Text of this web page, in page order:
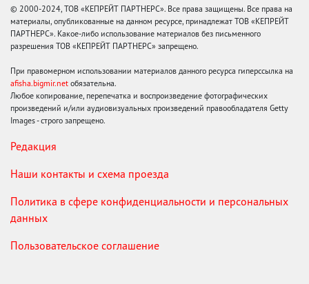
© 2000-2024, ТОВ «КЕПРЕЙТ ПАРТНЕРС». Все права защищены. Все права на
материалы, опубликованные на данном ресурсе, принадлежат ТОВ «КЕПРЕЙТ
ПАРТНЕРС». Какое-либо использование материалов без письменного
разрешения ТОВ «КЕПРЕЙТ ПАРТНЕРС» запрещено.
При правомерном использовании материалов данного ресурса гиперссылка на
afisha.bigmir.net обязательна.
Любое копирование, перепечатка и воспроизведение фотографических
произведений и/или аудиовизуальных произведений правообладателя Getty
Images - строго запрещено.
Редакция
Наши контакты и схема проезда
Политика в сфере конфиденциальности и персональных
данных
Пользовательское соглашение